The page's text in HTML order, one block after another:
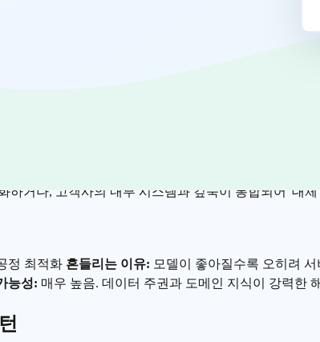
하거나, 고객사의 내부 시스템과 깊숙이 통합되어 '대
정 최적화 흔들리는 이유: 모델이 좋아질수록 오히려
능성: 매우 높음. 데이터 주권과 도메인 지식이 강력한